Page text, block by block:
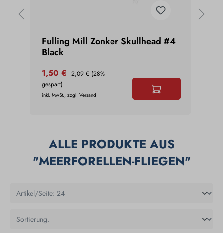
Fulling Mill Zonker Skullhead #4
Black
1,50 € 2,09 €(28%
gespart)
inkl. MwSt., zzgl. Versand
ALLE PRODUKTE AUS
"MEERFORELLEN-FLIEGEN"